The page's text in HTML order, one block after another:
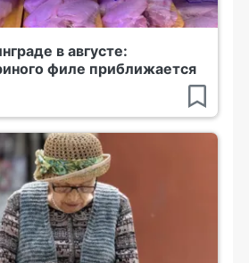
в августе:
филе приближается